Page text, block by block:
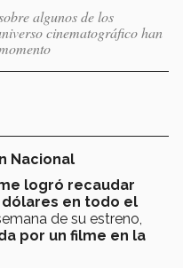
algunos de los
cinematográfico han
Nacional
logró recaudar
en todo el
de su estreno,
por un filme en la